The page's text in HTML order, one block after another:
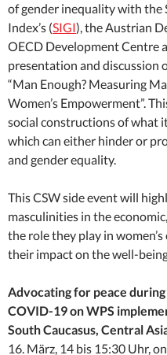
of gender inequality with the
Index’s (SIGI), the Austrian
OECD Development Centre
presentation and discussion
“Man Enough? Measuring
Women’s Empowerment”.
social constructions of what it
which can either hinder or
and gender equality.
This CSW side event will
masculinities in the
the role they play in
their impact on the well-
Advocating for peace
COVID-19 on WPS
South Caucasus, Central
16. März, 14 bis 15:30 Uhr,